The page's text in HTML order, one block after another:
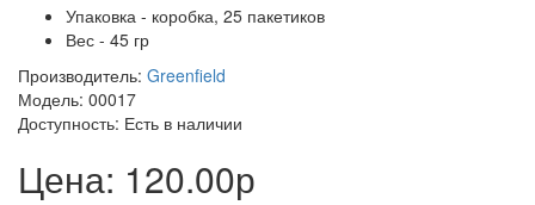
Упаковка - коробка, 25 пакетиков
Вес - 45 гр
Производитель: Greenfield
Модель: 00017
Доступность: Есть в наличии
Цена: 120.00р